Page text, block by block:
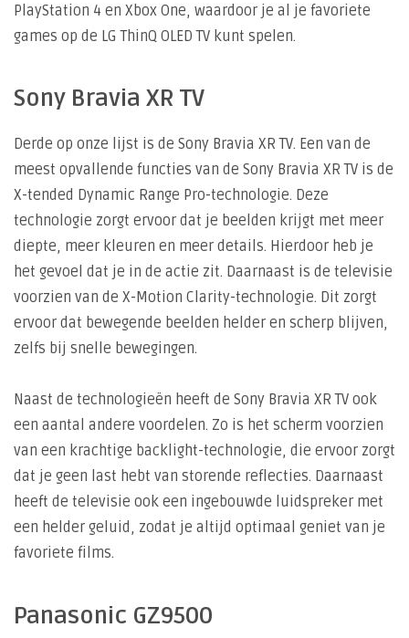
PlayStation 4 en Xbox One, waardoor je al je favoriete
games op de LG ThinQ OLED TV kunt spelen.
Sony Bravia XR TV
Derde op onze lijst is de Sony Bravia XR TV. Een van de
meest opvallende functies van de Sony Bravia XR TV is de
X-tended Dynamic Range Pro-technologie. Deze
technologie zorgt ervoor dat je beelden krijgt met meer
diepte, meer kleuren en meer details. Hierdoor heb je
het gevoel dat je in de actie zit. Daarnaast is de televisie
voorzien van de X-Motion Clarity-technologie. Dit zorgt
ervoor dat bewegende beelden helder en scherp blijven,
zelfs bij snelle bewegingen.
Naast de technologieën heeft de Sony Bravia XR TV ook
een aantal andere voordelen. Zo is het scherm voorzien
van een krachtige backlight-technologie, die ervoor zorgt
dat je geen last hebt van storende reflecties. Daarnaast
heeft de televisie ook een ingebouwde luidspreker met
een helder geluid, zodat je altijd optimaal geniet van je
favoriete films.
Panasonic GZ9500